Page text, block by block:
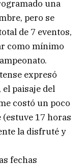
una
pero se
de 7 eventos,
como mínimo
expresó
paisaje del
costó un poco
17 horas
la disfruté y
fechas